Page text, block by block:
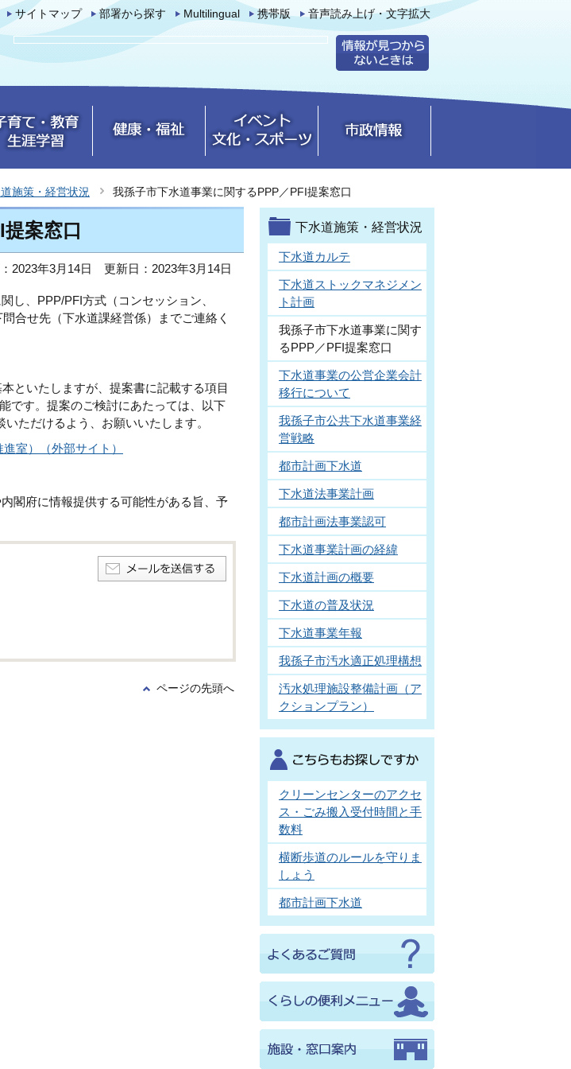
サイトマップ 部署から探す Multilingual 携帯版 音声読み上げ・文字拡大
施策・経営状況 我孫子市下水道事業に関するPPP／PFI提案窓口
案窓口
2023年3月14日 更新日：2023年3月14日
し、PPP/PFI方式（コンセッション、
合せ先（下水道課経営係）までご連絡く
といたしますが、提案書に記載する項目
です。提案のご検討にあたっては、以下
ただけるよう、お願いいたします。
室）（外部サイト）
閣府に情報提供する可能性がある旨、予
ページの先頭へ
下水道施策・経営状況
下水道カルテ
下水道ストックマネジメン
ト計画
我孫子市下水道事業に関す
るPPP／PFI提案窓口
下水道事業の公営企業会計
移行について
我孫子市公共下水道事業経
営戦略
都市計画下水道
下水道法事業計画
都市計画法事業認可
下水道事業計画の経緯
下水道計画の概要
下水道の普及状況
下水道事業年報
我孫子市汚水適正処理構想
汚水処理施設整備計画（ア
クションプラン）
クリーンセンターのアクセ
ス・ごみ搬入受付時間と手
数料
横断歩道のルールを守りま
しょう
都市計画下水道